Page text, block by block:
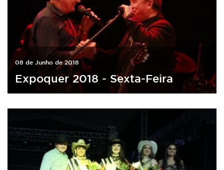
08 de Junho de 2018
Expoquer 2018 - Sexta-Feira